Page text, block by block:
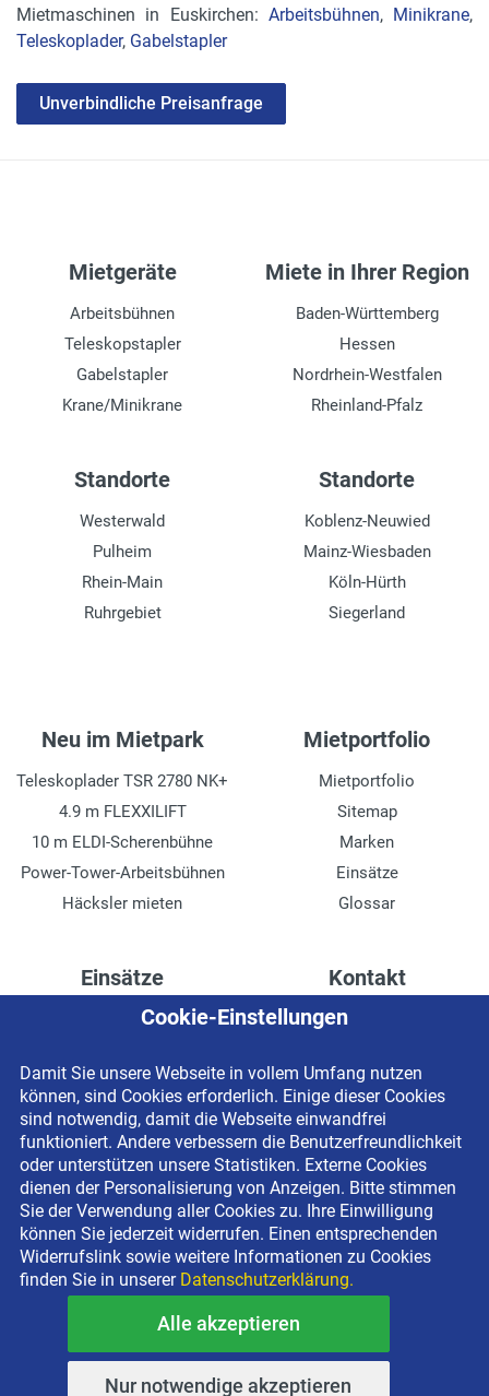
Mietmaschinen in Euskirchen: Arbeitsbühnen, Minikrane,
Teleskoplader, Gabelstapler
Unverbindliche Preisanfrage
Mietgeräte
Arbeitsbühnen
Teleskopstapler
Gabelstapler
Krane/Minikrane
Miete in Ihrer Region
Baden-Württemberg
Hessen
Nordrhein-Westfalen
Rheinland-Pfalz
Standorte
Westerwald
Pulheim
Rhein-Main
Ruhrgebiet
Standorte
Koblenz-Neuwied
Mainz-Wiesbaden
Köln-Hürth
Siegerland
Neu im Mietpark
Teleskoplader TSR 2780 NK+
4.9 m FLEXXILIFT
10 m ELDI-Scherenbühne
Power-Tower-Arbeitsbühnen
Häcksler mieten
Mietportfolio
Mietportfolio
Sitemap
Marken
Einsätze
Glossar
Einsätze
Höhenzugang für
Drainage verlegen
Fassadenreinigung
Terrasse anlegen
Ladenbau
Kontakt
Kontaktformular
Impressum
Datenschutzerklärung
Newsletter-Anmeldung
Copyright © 2026 BEYER-Mietservice KG All rights reserved |
Kostenlose Miethotline 0800 092 99 70
Cookie-Einstellungen
Damit Sie unsere Webseite in vollem Umfang nutzen
können, sind Cookies erforderlich. Einige dieser Cookies
sind notwendig, damit die Webseite einwandfrei
funktioniert. Andere verbessern die Benutzerfreundlichkeit
oder unterstützen unsere Statistiken. Externe Cookies
dienen der Personalisierung von Anzeigen. Bitte stimmen
Sie der Verwendung aller Cookies zu. Ihre Einwilligung
können Sie jederzeit widerrufen. Einen entsprechenden
Widerrufslink sowie weitere Informationen zu Cookies
finden Sie in unserer Datenschutzerklärung.
Alle akzeptieren
Nur notwendige akzeptieren